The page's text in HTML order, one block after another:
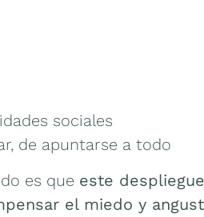
sociales
de apuntarse a todo
es que este
el miedo y